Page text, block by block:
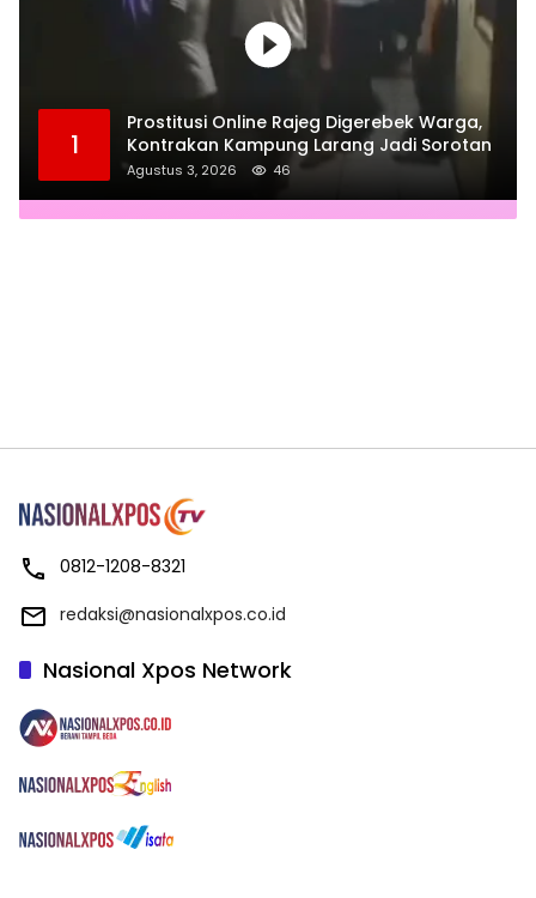
1
Prostitusi Online Rajeg Digerebek Warga,
Kontrakan Kampung Larang Jadi Sorotan
Agustus 3, 2026 46
0812-1208-8321
redaksi@nasionalxpos.co.id
Nasional Xpos Network